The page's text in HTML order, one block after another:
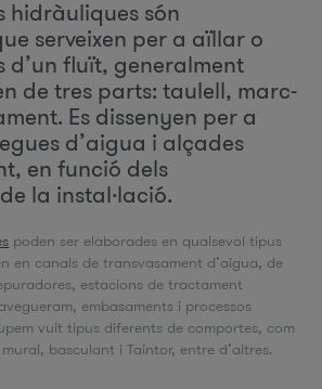
hidràuliques són
serveixen per a aïllar o
d’un fluït, generalment
de tres parts: taulell, marc-
Es dissenyen per a
d’aigua i alçades
en funció dels
la instal·lació.
poden ser elaborades en qualsevol tipus
en canals de transvasament d’aigua, de
estacions de tractament
embasaments i processos
vuit tipus diferents de comportes, com
basculant i Taintor, entre d’altres.